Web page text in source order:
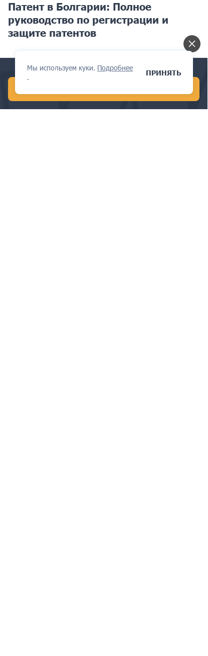
Мы используем куки. Подробнее
.
ПРИНЯТЬ
Патент в Болгарии: Полное
руководство по регистрации и
защите патентов
Conduct a global AI search in 1 min!